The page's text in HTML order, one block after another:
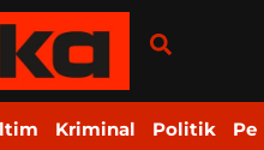
Kriminal Politik